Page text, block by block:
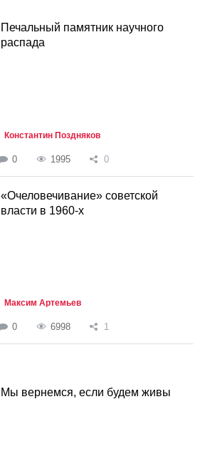
Печальный памятник научного
распада
Константин Поздняков
0 1995 0
«Очеловечивание» советской
власти в 1960-х
Максим Артемьев
0 6998 1
Мы вернемся, если будем живы